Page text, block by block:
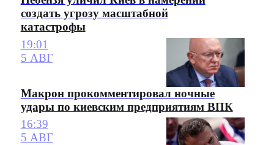
создать угрозу масштабной
катастрофы
19:01
5 АВГ
Макрон прокомментировал ночные
удары по киевским предприятиям ВПК
16:39
5 АВГ